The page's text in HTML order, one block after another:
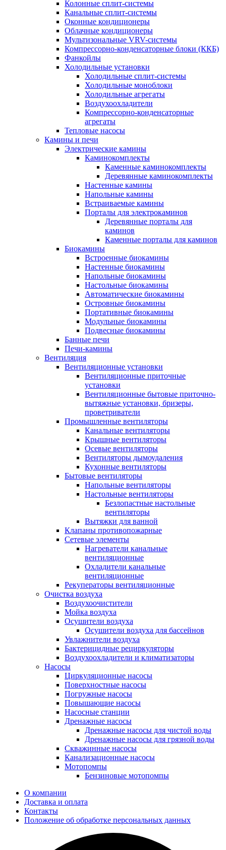
Колонные сплит-системы
Канальные сплит-системы
Оконные кондиционеры
Облачные кондиционеры
Мультизональные VRV-системы
Компрессорно-конденсаторные блоки (ККБ)
Фанкойлы
Холодильные установки
Холодильные сплит-системы
Холодильные моноблоки
Холодильные агрегаты
Воздухоохладители
Компрессорно-конденсаторные
агрегаты
Тепловые насосы
Камины и печи
Электрические камины
Каминокомплекты
Каменные каминокомплекты
Деревянные каминокомплекты
Настенные камины
Напольные камины
Встраиваемые камины
Порталы для электрокаминов
Деревянные порталы для
каминов
Каменные порталы для каминов
Биокамины
Встроенные биокамины
Настенные биокамины
Напольные биокамины
Настольные биокамины
Автоматические биокамины
Островные биокамины
Портативные биокамины
Модульные биокамины
Подвесные биокамины
Банные печи
Печи-камины
Вентиляция
Вентиляционные установки
Вентиляционные приточные
установки
Вентиляционные бытовые приточно-
вытяжные установки, бризеры,
проветриватели
Промышленные вентиляторы
Канальные вентиляторы
Крышные вентиляторы
Осевые вентиляторы
Вентиляторы дымоудаления
Кухонные вентиляторы
Бытовые вентиляторы
Напольные вентиляторы
Настольные вентиляторы
Безлопастные настольные
вентиляторы
Вытяжки для ванной
Клапаны противопожарные
Сетевые элементы
Нагреватели канальные
вентиляционные
Охладители канальные
вентиляционные
Рекуператоры вентиляционные
Очистка воздуха
Воздухоочистители
Мойка воздуха
Осушители воздуха
Осушители воздуха для бассейнов
Увлажнители воздуха
Бактерицидные рециркуляторы
Воздухоохладители и климатизаторы
Насосы
Циркуляционные насосы
Поверхностные насосы
Погружные насосы
Повышающие насосы
Насосные станции
Дренажные насосы
Дренажные насосы для чистой воды
Дренажные насосы для грязной воды
Скважинные насосы
Канализационные насосы
Мотопомпы
Бензиновые мотопомпы
О компании
Доставка и оплата
Контакты
Положение об обработке персональных данных